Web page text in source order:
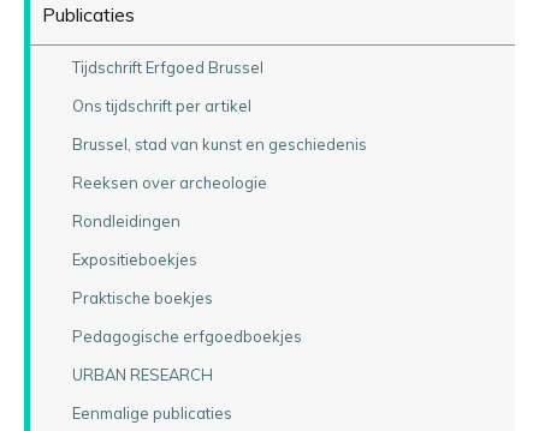
Publicaties
Tijdschrift Erfgoed Brussel
Ons tijdschrift per artikel
Brussel, stad van kunst en geschiedenis
Reeksen over archeologie
Rondleidingen
Expositieboekjes
Praktische boekjes
Pedagogische erfgoedboekjes
URBAN RESEARCH
Eenmalige publicaties